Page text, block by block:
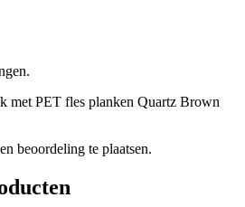
met PET fles planken Quartz Brown
beoordeling te plaatsen.